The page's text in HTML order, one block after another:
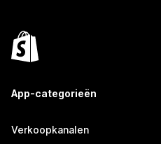
App-categorieën
Verkoopkanalen